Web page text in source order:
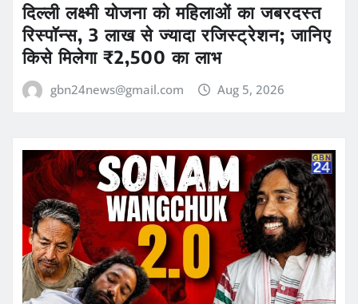
दिल्ली लक्ष्मी योजना को महिलाओं का जबरदस्त
रिस्पॉन्स, 3 लाख से ज्यादा रजिस्ट्रेशन; जानिए
किसे मिलेगा ₹2,500 का लाभ
gbn24news@gmail.com Aug 5, 2026